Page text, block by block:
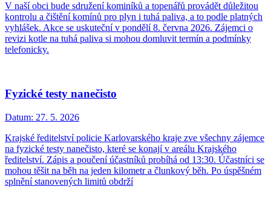
V naší obci bude sdružení kominíků a topenářů provádět důležitou
kontrolu a čištění komínů pro plyn i tuhá paliva, a to podle platných
vyhlášek. Akce se uskuteční v pondělí 8. června 2026. Zájemci o
revizi kotle na tuhá paliva si mohou domluvit termín a podmínky
telefonicky.
Fyzické testy nanečisto
Datum: 27. 5. 2026
Krajské ředitelství policie Karlovarského kraje zve všechny zájemce
na fyzické testy nanečisto, které se konají v areálu Krajského
ředitelství. Zápis a poučení účastníků probíhá od 13:30. Účastníci se
mohou těšit na běh na jeden kilometr a člunkový běh. Po úspěšném
splnění stanovených limitů obdrží